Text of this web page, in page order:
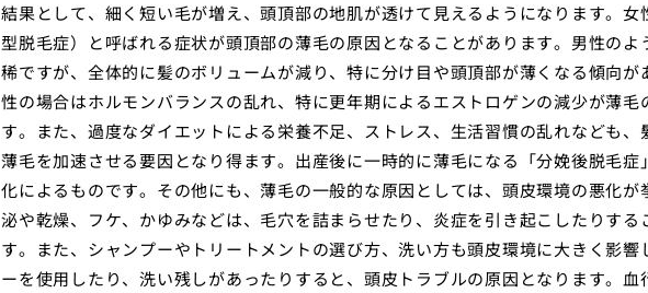
結果として、細く短い毛が増え、頭頂部の地肌が透けて見えるようになります。女
型脱毛症）と呼ばれる症状が頭頂部の薄毛の原因となることがあります。男性の
稀ですが、全体的に髪のボリュームが減り、特に分け目や頭頂部が薄くなる傾向が
性の場合はホルモンバランスの乱れ、特に更年期によるエストロゲンの減少が薄毛
す。また、過度なダイエットによる栄養不足、ストレス、生活習慣の乱れなども、
薄毛を加速させる要因となり得ます。出産後に一時的に薄毛になる「分娩後脱毛
化によるものです。その他にも、薄毛の一般的な原因としては、頭皮環境の悪化
泌や乾燥、フケ、かゆみなどは、毛穴を詰まらせたり、炎症を引き起こしたりする
す。また、シャンプーやトリートメントの選び方、洗い方も頭皮環境に大きく影
ーを使用したり、洗い残しがあったりすると、頭皮トラブルの原因となります。